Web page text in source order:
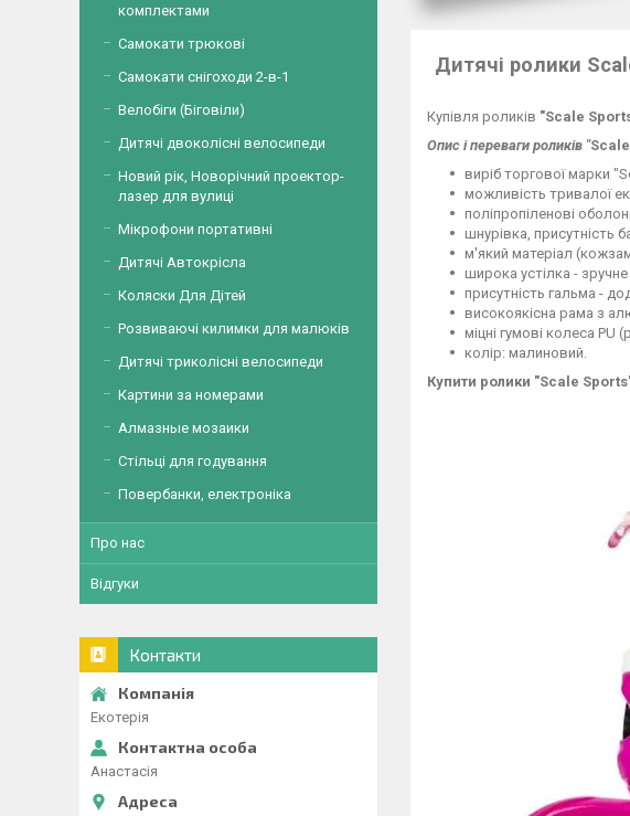
Дитячі ролики
Купівля роликів "Scale
Опис і переваги роликів "
виріб торгової марки
можливість тривалої
поліпропіленові
шнурівка, присутність
м'який матеріал
широка устілка -
присутність гальма -
високоякісна рама з
міцні гумові колеса PU
колір: малиновий.
Купити ролики "Scale
комплектами
Самокати трюкові
Самокати снігоходи 2-в-1
Велобіги (Біговіли)
Дитячі двоколісні велосипеди
Новий рік, Новорічний проектор-
лазер для вулиці
Мікрофони портативні
Дитячі Автокрісла
Коляски Для Дітей
Розвиваючі килимки для малюків
Дитячі триколісні велосипеди
Картини за номерами
Алмазные мозаики
Стільці для годування
Повербанки, електроніка
Про нас
Відгуки
Контакти
Екотерія
Анастасія